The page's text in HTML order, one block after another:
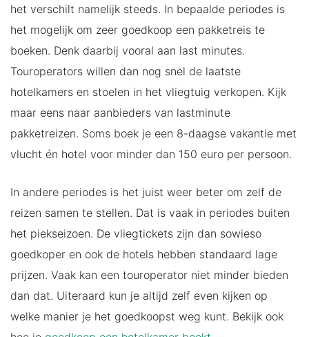
het verschilt namelijk steeds. In bepaalde periodes is
het mogelijk om zeer goedkoop een pakketreis te
boeken. Denk daarbij vooral aan last minutes.
Touroperators willen dan nog snel de laatste
hotelkamers en stoelen in het vliegtuig verkopen. Kijk
maar eens naar aanbieders van lastminute
pakketreizen. Soms boek je een 8-daagse vakantie met
vlucht én hotel voor minder dan 150 euro per persoon.
In andere periodes is het juist weer beter om zelf de
reizen samen te stellen. Dat is vaak in periodes buiten
het piekseizoen. De vliegtickets zijn dan sowieso
goedkoper en ook de hotels hebben standaard lage
prijzen. Vaak kan een touroperator niet minder bieden
dan dat. Uiteraard kun je altijd zelf even kijken op
welke manier je het goedkoopst weg kunt. Bekijk ook